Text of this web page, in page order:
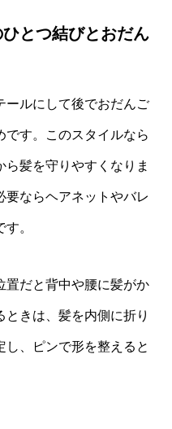
とつ結びとおだん
ールにして後でおだんご
です。このスタイルなら
髪を守りやすくなりま
要ならヘアネットやバレ
。
置だと背中や腰に髪がか
きは、髪を内側に折り
、ピンで形を整えると